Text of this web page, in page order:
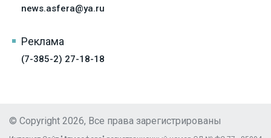
news.asfera@ya.ru
Реклама
(7-385-2) 27-18-18
© Copyright 2026, Все права зарегистрированы